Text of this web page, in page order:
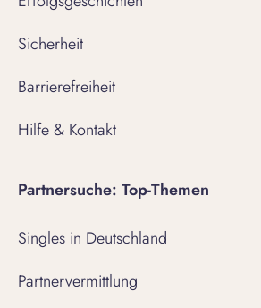
Sicherheit
Barrierefreiheit
Hilfe & Kontakt
Partnersuche: Top-Themen
Singles in Deutschland
Partnervermittlung